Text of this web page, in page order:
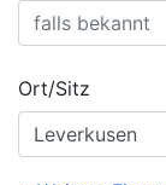
Ort/Sitz